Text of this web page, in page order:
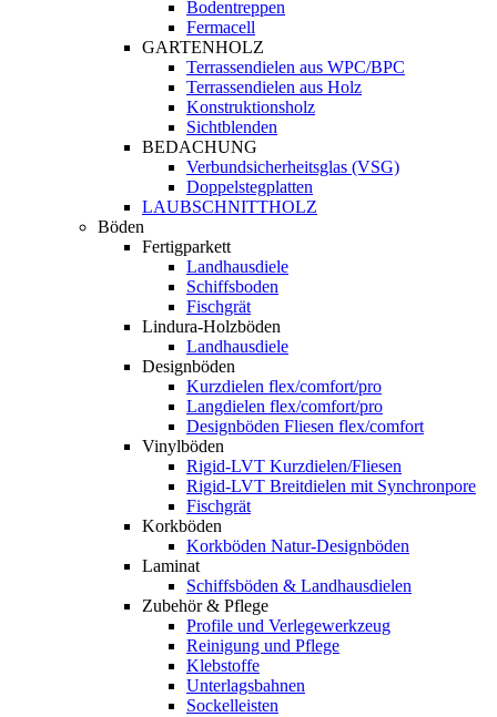
Bodentreppen
Fermacell
GARTENHOLZ
Terrassendielen aus WPC/BPC
Terrassendielen aus Holz
Konstruktionsholz
Sichtblenden
BEDACHUNG
Verbundsicherheitsglas (VSG)
Doppelstegplatten
LAUBSCHNITTHOLZ
Böden
Fertigparkett
Landhausdiele
Schiffsboden
Fischgrät
Lindura-Holzböden
Landhausdiele
Designböden
Kurzdielen flex/comfort/pro
Langdielen flex/comfort/pro
Designböden Fliesen flex/comfort
Vinylböden
Rigid-LVT Kurzdielen/Fliesen
Rigid-LVT Breitdielen mit Synchronpore
Fischgrät
Korkböden
Korkböden Natur-Designböden
Laminat
Schiffsböden & Landhausdielen
Zubehör & Pflege
Profile und Verlegewerkzeug
Reinigung und Pflege
Klebstoffe
Unterlagsbahnen
Sockelleisten